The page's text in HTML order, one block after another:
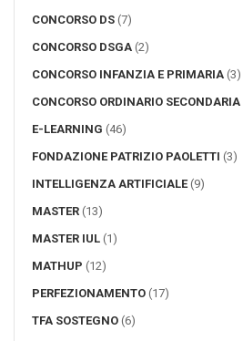
CONCORSO DS (7)
CONCORSO DSGA (2)
CONCORSO INFANZIA E PRIMARIA (3)
CONCORSO ORDINARIO SECONDARIA
E-LEARNING (46)
FONDAZIONE PATRIZIO PAOLETTI (3)
INTELLIGENZA ARTIFICIALE (9)
MASTER (13)
MASTER IUL (1)
MATHUP (12)
PERFEZIONAMENTO (17)
TFA SOSTEGNO (6)